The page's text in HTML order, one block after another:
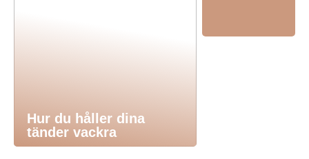
Hur du håller dina
tänder vackra